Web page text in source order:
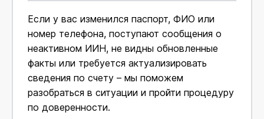
Если у вас изменился паспорт, ФИО или
номер телефона, поступают сообщения о
неактивном ИИН, не видны обновленные
факты или требуется актуализировать
сведения по счету – мы поможем
разобраться в ситуации и пройти процедуру
по доверенности.